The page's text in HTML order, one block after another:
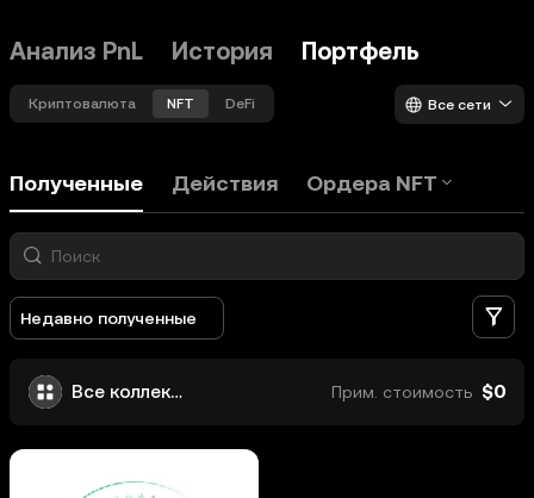
Анализ PnL История Портфель
Криптовалюта NFT DeFi Все сети
Полученные Действия Ордера NFT
Недавно полученные
Все коллекции Прим. стоимость $0